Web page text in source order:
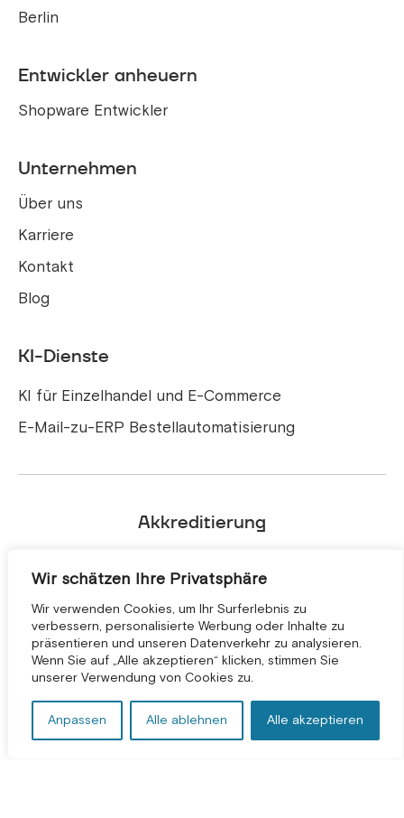
Wir schätzen Ihre Privatsphäre
Wir verwenden Cookies, um Ihr Surferlebnis zu
verbessern, personalisierte Werbung oder Inhalte zu
präsentieren und unseren Datenverkehr zu analysieren.
Wenn Sie auf „Alle akzeptieren“ klicken, stimmen Sie
unserer Verwendung von Cookies zu.
Anpassen Alle ablehnen Alle akzeptieren
KOSTENLOSE BERATUNG *
Berlin
Entwickler anheuern
Shopware Entwickler
Unternehmen
Über uns
Karriere
Kontakt
Blog
KI-Dienste
KI für Einzelhandel und E-Commerce
E-Mail-zu-ERP Bestellautomatisierung
Akkreditierung